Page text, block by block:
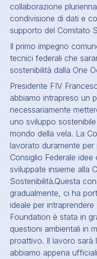
collaborazione
condivisione di dati e
supporto del Comitato
Il primo impegno
tecnici federali che
sostenibilità dalla One
Presidente FIV
abbiamo intrapreso un
necessariamente
uno sviluppo
mondo della vela. La
lavorato duramente
Consiglio Federale
sviluppate insieme alla
Sostenibilità.Questa
gradualmente, ci ha
ideale per
Foundation è stata in
questioni ambientali in
proattivo. Il lavoro sarà
abbiamo appena